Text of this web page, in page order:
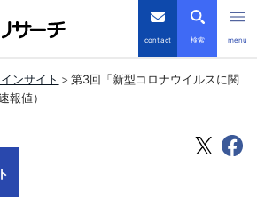
contact 検索 menu
産・注目企業情報
ンサイト
第3回「新型コロナウイルスに関
報値）